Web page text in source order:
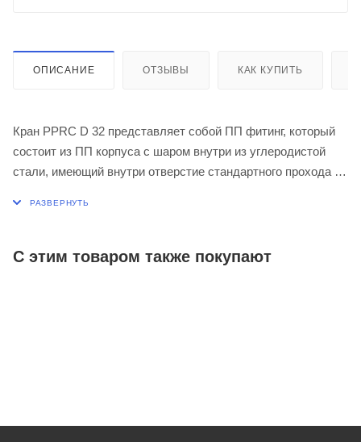
ОПИСАНИЕ ОТЗЫВЫ КАК КУПИТЬ
Кран PPRC D 32 представляет собой ПП фитинг, который
состоит из ПП корпуса с шаром внутри из углеродистой
стали, имеющий внутри отверстие стандартного прохода и
транспортируемой среды по полипропиленовым трубам,
С этим товаром также покупают